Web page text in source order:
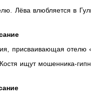
Лёва влюбляется в
присваивающая
ищут мошенника-